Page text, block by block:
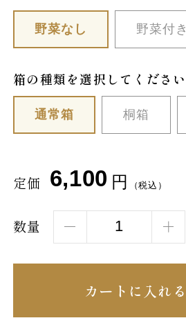
野菜なし 野菜付き
箱の種類を選択してください
通常箱 桐箱
定価 6,100 円 （税込）
数量
カートに入れる